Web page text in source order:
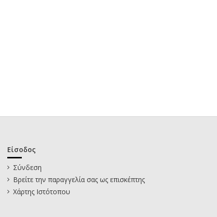
Είσοδος
Σύνδεση
Βρείτε την παραγγελία σας ως επισκέπτης
Χάρτης Ιστότοπου